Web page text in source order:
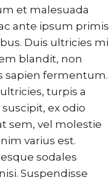
et malesuada
ante ipsum primis
Duis ultricies mi
blandit, non
sapien fermentum.
turpis a
ex odio
sem, vel molestie
varius est.
sodales
Suspendisse